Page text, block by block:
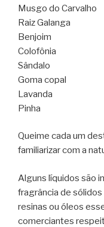
Musgo do Carvalho
Raiz Galanga
Benjoim
Colofônia
Sândalo
Goma copal
Lavanda
Pinha
Queime cada um
familiarizar com a
Alguns líquidos são
fragrância de
resinas ou óleos
comerciantes